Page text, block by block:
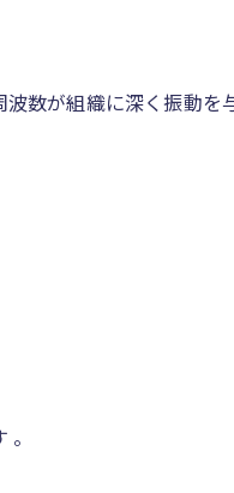
数が組織に深く振動を